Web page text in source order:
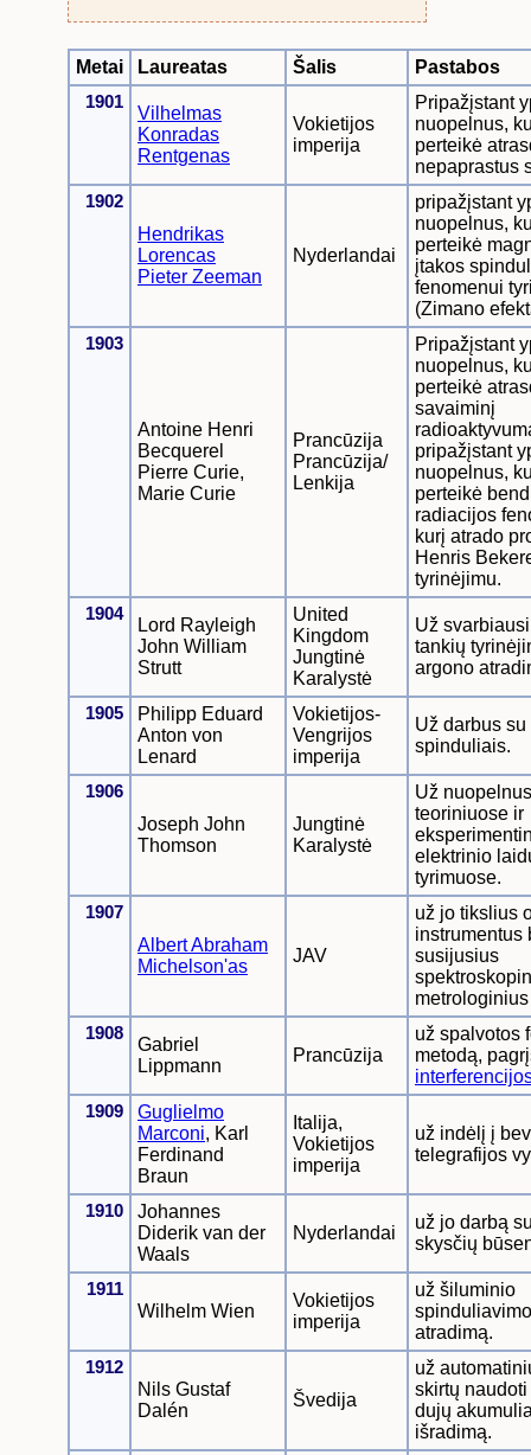
Metai Laureatas Šalis Pastabos
1901
Vilhelmas
Konradas
Rentgenas
Vokietijos
imperija
Pripažįstant
nuopelnus,
perteikė
nepaprastus
1902
Hendrikas
Lorencas
Pieter Zeeman
Nyderlandai
pripažįstant
nuopelnus,
perteikė
įtakos
fenomenui
(Zimano
1903
Antoine Henri
Becquerel
Pierre Curie,
Marie Curie
Prancūzija
Prancūzija/
Lenkija
Pripažįstant
nuopelnus,
perteikė
savaiminį
pripažįstant
nuopelnus,
perteikė
radiacijos
kurį atrado
Henris
tyrinėjimu.
1904
Lord Rayleigh
John William
Strutt
United
Kingdom
Jungtinė
Karalystė
Už
tankių
argono
1905
Philipp Eduard
Anton von
Lenard
Vokietijos-
Vengrijos
imperija
Už darbus
spinduliais.
1906
Joseph John
Thomson
Jungtinė
Karalystė
Už nuopelnus
teoriniuose ir
elektrinio
tyrimuose.
1907
Albert Abraham
Michelson'as
JAV
už jo tikslius
instrumentus
susijusius
1908
Gabriel
Lippmann
Prancūzija
už spalvotos
metodą,
1909
Guglielmo
Marconi, Karl
Ferdinand
Braun
Italija,
Vokietijos
imperija
už indėlį į
telegrafijos
1910
Johannes
Diderik van der
Waals
Nyderlandai
už jo darbą
skysčių
1911
Wilhelm Wien
Vokietijos
imperija
už šiluminio
atradimą.
1912
Nils Gustaf
Dalén
Švedija
už
skirtų
dujų
išradimą.